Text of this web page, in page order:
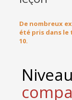
De nombreux
été pris dans le
10.
Niveau